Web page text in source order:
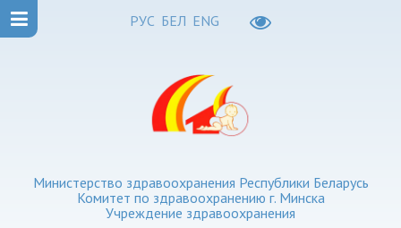
РУС БЕЛ ENG
Министерство здравоохранения Республики Беларусь
Комитет по здравоохранению г. Минска
Учреждение здравоохранения